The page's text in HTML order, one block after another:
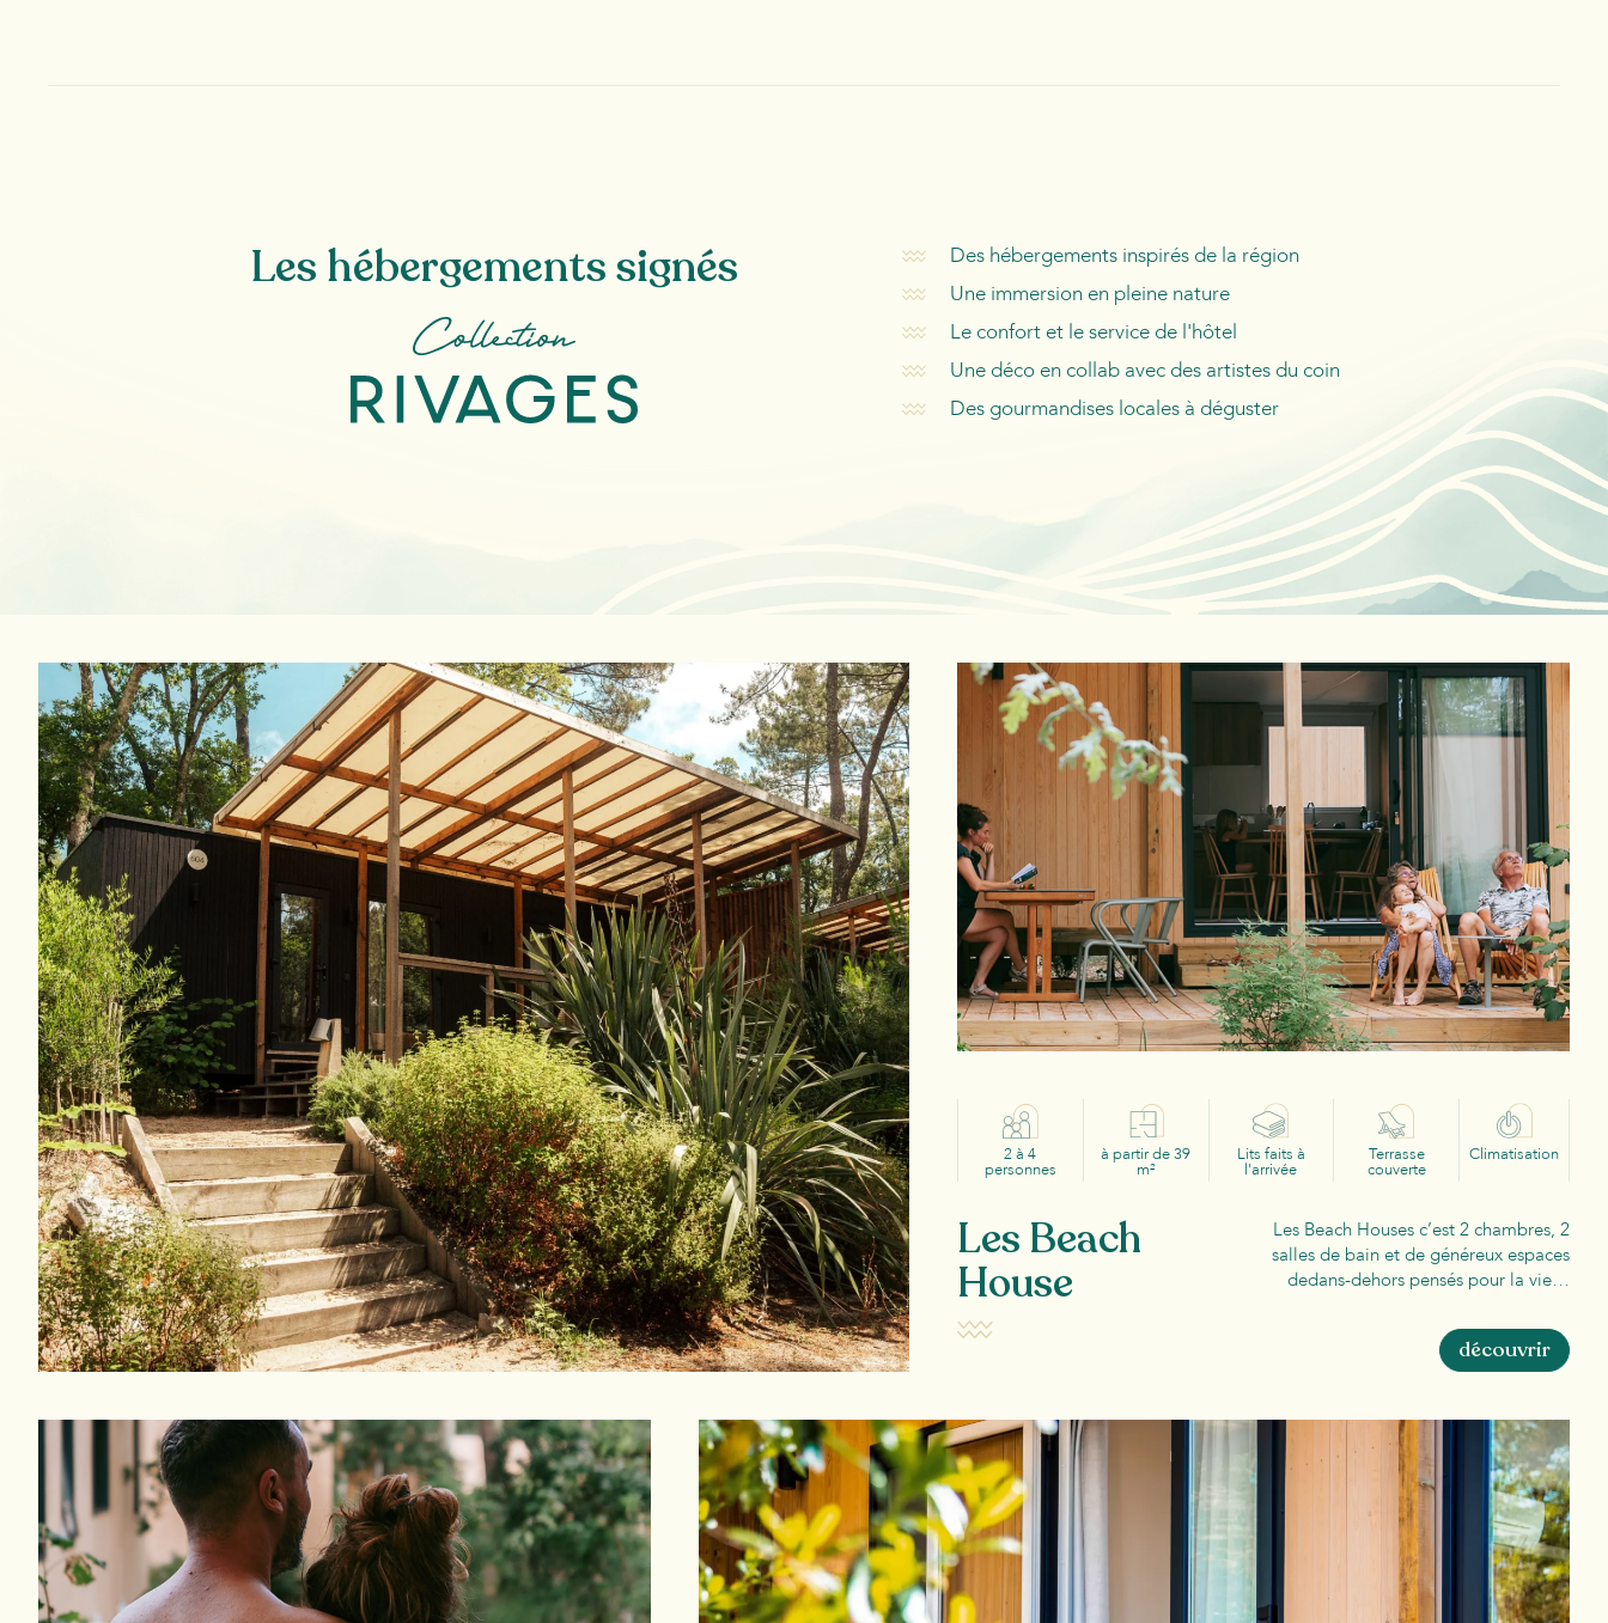
Les hébergements signés
Des hébergements inspirés de la région
Une immersion en pleine nature
Le confort et le service de l'hôtel
Une déco en collab avec des artistes du coin
Des gourmandises locales à déguster
2 à 4
personnes
à partir de 39
m²
Lits faits à
l'arrivée
Terrasse
couverte
Climatisation
Les Beach
House
Les Beach Houses c’est 2 chambres, 2
salles de bain et de généreux espaces
dedans-dehors pensés pour la vie…
découvrir